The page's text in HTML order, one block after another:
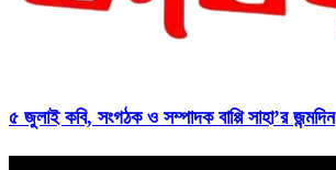
৫ জুলাই কবি, সংগঠক ও সম্পাদক বাপ্পি সাহা’র জন্মদিন